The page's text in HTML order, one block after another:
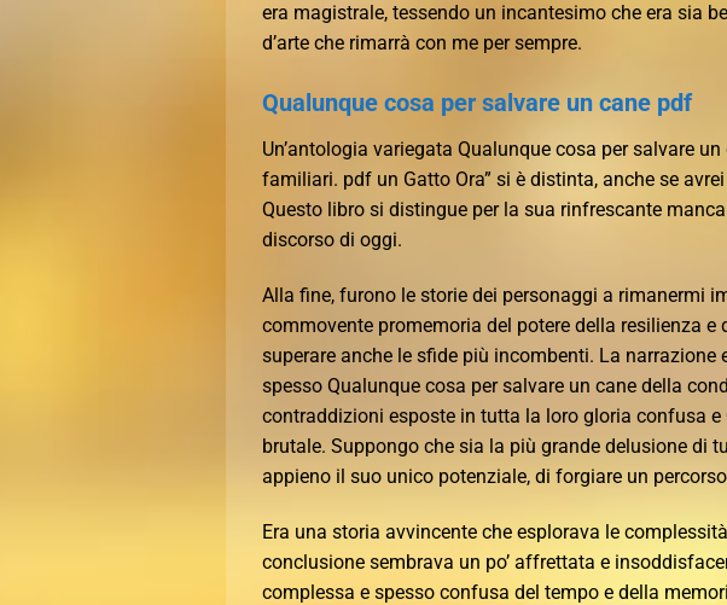
era magistrale, tessendo un incantesimo che era sia
d’arte che rimarrà con me per sempre.
Qualunque cosa per salvare un cane pdf
Un’antologia variegata Qualunque cosa per salvare
familiari. pdf un Gatto Ora” si è distinta, anche se
Questo libro si distingue per la sua rinfrescante
discorso di oggi.
Alla fine, furono le storie dei personaggi a rimanermi
commovente promemoria del potere della resilienza
superare anche le sfide più incombenti. La narrazione
spesso Qualunque cosa per salvare un cane della
contraddizioni esposte in tutta la loro gloria confusa e
brutale. Suppongo che sia la più grande delusione di
appieno il suo unico potenziale, di forgiare un
Era una storia avvincente che esplorava le
conclusione sembrava un po’ affrettata e
complessa e spesso confusa del tempo e della